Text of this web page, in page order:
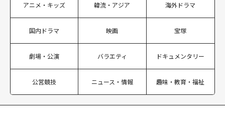
アニメ・キッズ 韓流・アジア 海外ドラマ
国内ドラマ 映画 宝塚
劇場・公演 バラエティ ドキュメンタリー
公営競技 ニュース・情報 趣味・教育・福祉